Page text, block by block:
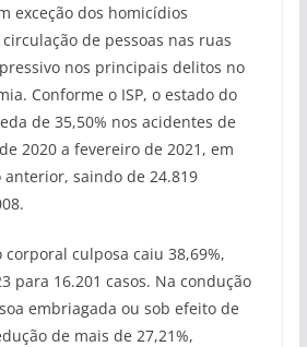
exceção dos homicídios
de pessoas nas ruas
nos principais delitos no
Conforme o ISP, o estado do
de 35,50% nos acidentes de
2020 a fevereiro de 2021, em
saindo de 24.819
corporal culposa caiu 38,69%,
para 16.201 casos. Na condução
embriagada ou sob efeito de
de mais de 27,21%,